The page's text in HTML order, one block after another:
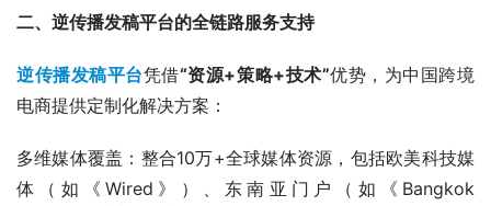
二、逆传播发稿平台的全链路服务支持
逆传播发稿平台凭借“资源+策略+技术”优势，为中国跨境
电商提供定制化解决方案：
多维媒体覆盖：整合10万+全球媒体资源，包括欧美科技媒
体（如《Wired》）、东南亚门户（如《Bangkok